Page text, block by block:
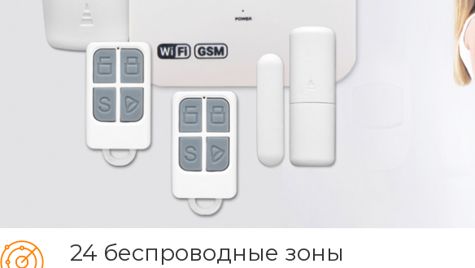
24 беспроводные зоны